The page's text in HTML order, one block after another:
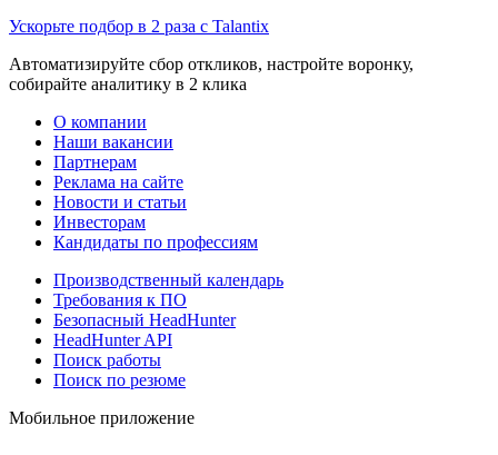
Ускорьте подбор в 2 раза с Talantix
Автоматизируйте сбор откликов, настройте воронку,
собирайте аналитику в 2 клика
О компании
Наши вакансии
Партнерам
Реклама на сайте
Новости и статьи
Инвесторам
Кандидаты по профессиям
Производственный календарь
Требования к ПО
Безопасный HeadHunter
HeadHunter API
Поиск работы
Поиск по резюме
Мобильное приложение